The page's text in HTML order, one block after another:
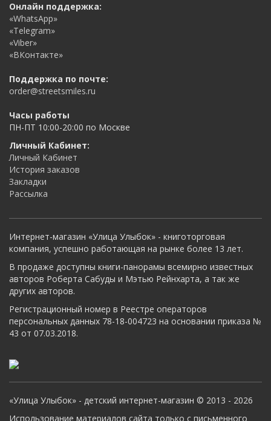
Онлайн поддержка:
«WhatsApp»
«Telegram»
«Viber»
«ВКонтакте»
Поддержка по почте:
order@streetsmiles.ru
Часы работы
ПН-ПТ 10:00-20:00 по Москве
Личный Кабинет:
Личный Кабинет
История заказов
Закладки
Рассылка
Интернет-магазин «Улица Улыбок» - книготорговая
компания, успешно работающая на рынке более 13 лет.
В продаже доступны книги-панорамы всемирно известных
авторов Роберта Сабуды и Мэтью Рейнхарта, а так же
других авторов.
Регистрационный номер в Реестре операторов
персональных данных 78-18-004723 на основании приказа №
43 от 07.03.2018.
«Улица Улыбок» - детский интернет-магазин © 2013 - 2026
Использование материалов сайта только с письменного